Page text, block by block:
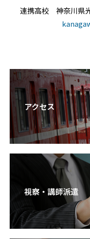
連携高校 神奈川県
アクセス
視察・講師派遣